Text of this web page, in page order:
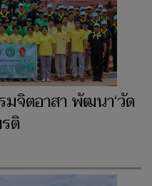
จิตอาสา พัฒนา‘วัด
ติ